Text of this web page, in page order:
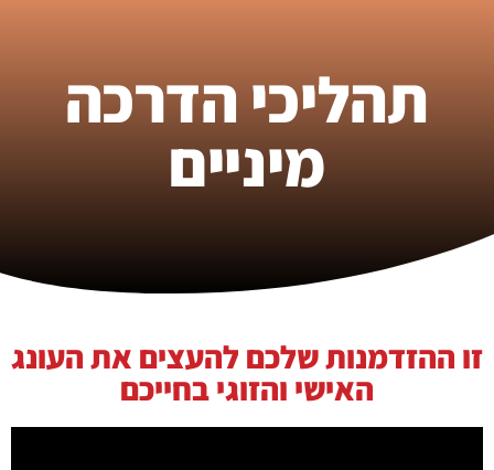
תהליכי הדרכה
מיניים
זו ההזדמנות שלכם להעצים את העונג
האישי והזוגי בחייכם